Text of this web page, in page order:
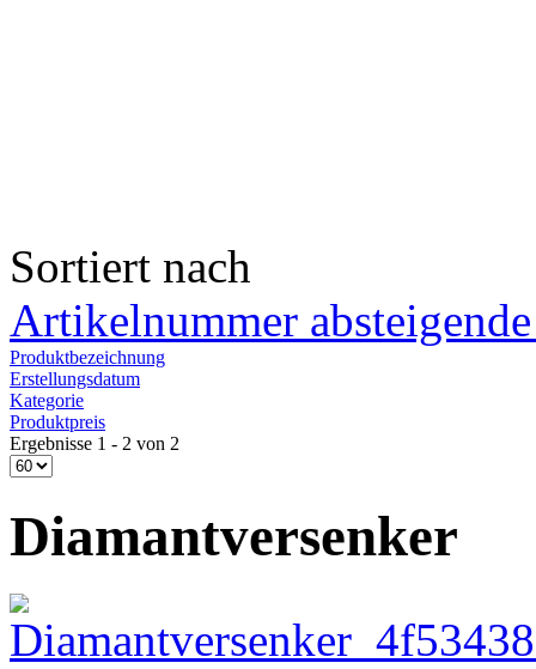
Sortiert nach
Artikelnummer
Produktbezeichnung
Erstellungsdatum
Kategorie
Produktpreis
Ergebnisse 1 - 2 von 2
Diamantversenker